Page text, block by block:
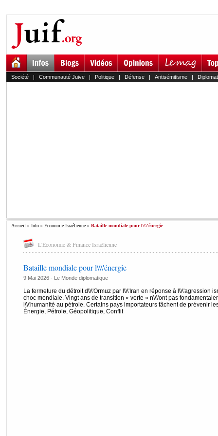
Société| Communauté Juive| Politique| Défense| Antisémitisme|
Accueil » Info» Economie Israélienne» Bataille mondiale pour l\\\'énergie
L'Économie & Finance Israélienne
Bataille mondiale pour l\\\'énergie
9 Mai 2026 - Le Monde diplomatique
La fermeture du détroit d\\\'Ormuz par l\\\'Iran en réponse à l\\\'agression
choc mondiale. Vingt ans de transition « verte » n\\\'ont pas
l\\\'humanité au pétrole. Certains pays importateurs tâchent de prévenir
Énergie, Pétrole, Géopolitique, Conflit